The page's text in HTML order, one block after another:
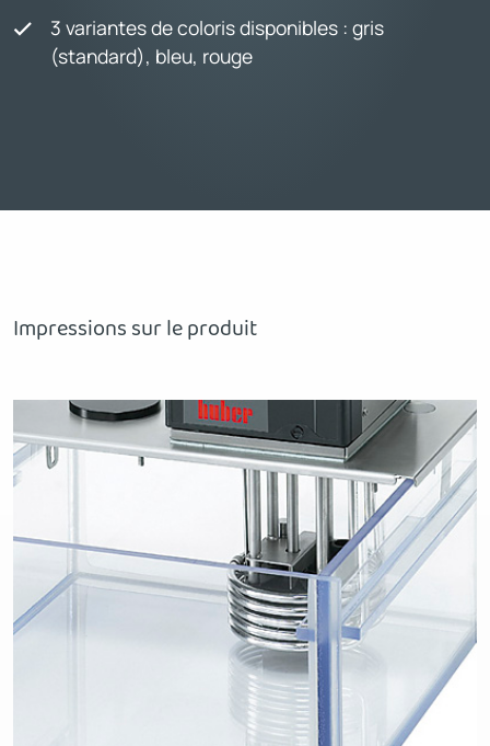
3 variantes de coloris disponibles : gris
(standard), bleu, rouge
Impressions sur le produit